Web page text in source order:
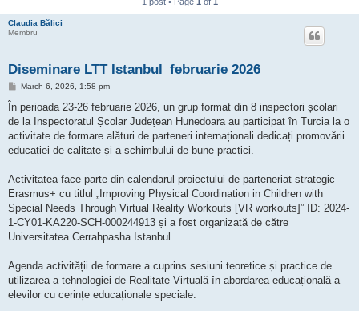
Claudia Bălici
Membru
Diseminare LTT Istanbul_februarie 2026
P
s
March 6, 2026, 1:58 pm
În perioada 23-26 februarie 2026, un grup format din 8 inspectori școlari
de la Inspectoratul Școlar Județean Hunedoara au participat în Turcia la o
activitate de formare alături de parteneri internaționali dedicați promovării
educației de calitate și a schimbului de bune practici.
Activitatea face parte din calendarul proiectului de parteneriat strategic
Erasmus+ cu titlul „Improving Physical Coordination in Children with
Special Needs Through Virtual Reality Workouts [VR workouts]” ID: 2024-
1-CY01-KA220-SCH-000244913 și a fost organizată de către
Universitatea Cerrahpasha Istanbul.
Agenda activității de formare a cuprins sesiuni teoretice și practice de
utilizarea a tehnologiei de Realitate Virtuală în abordarea educațională a
elevilor cu cerințe educaționale speciale.